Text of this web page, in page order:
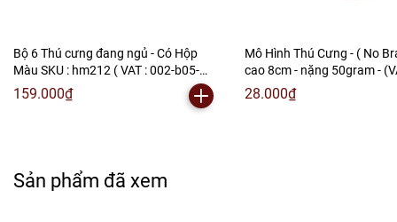
Tổng kho mô hình
Liên hệ : 096.245.8888 vs 0947.783.771
Bộ 6 Thú cưng đang ngủ - Có Hộp
Màu SKU : hm212 ( VAT : 002-b05-
100 ) M-2
159.000₫
Mô Hình Thú Cưng - ( No
cao 8cm - nặng 50gram -
59) - K9-T2-S4
28.000₫
Sản phẩm đã xem